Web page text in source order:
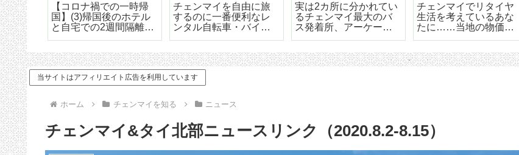
でオ
人気
菜創
ラン
チェンマイ長期滞在の
ための住まい探しはこ
うやろう エリア選び
TM-30とは何か、初回届
け出の方法などの詳細
な解説
BTSも地下鉄もないチ
ェンマイはソンテウで
の移動が便利で楽しい
チェンマイ最大の高級
のショッピングセンタ
ー「セントラルフェス
当サイトはアフィリエイト広告を利用しています
ホーム チェンマイを知る ニュース
チェンマイ&タイ北部ニュースリンク（2020.8.2-8.15）